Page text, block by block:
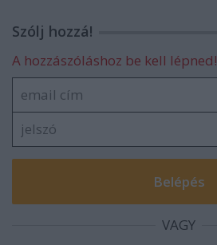
Szólj hozzá!
A hozzászóláshoz be kell lépned!
VAGY